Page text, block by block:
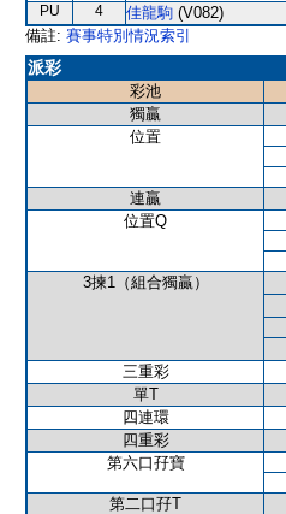
PU 4 佳龍駒 (V082)
備註: 賽事特別情況索引
派彩
彩池
獨贏
位置
連贏
位置Q
3揀1（組合獨贏）
三重彩
單T
四連環
四重彩
第六口孖寶
第二口孖T